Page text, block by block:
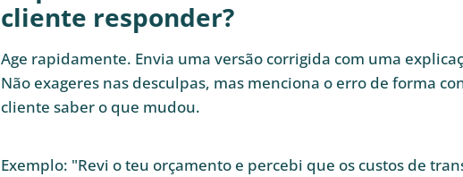
cliente responder?
Age rapidamente. Envia uma versão corrigida com uma
Não exageres nas desculpas, mas menciona o erro de forma
cliente saber o que mudou.
Exemplo: "Revi o teu orçamento e percebi que os custos de